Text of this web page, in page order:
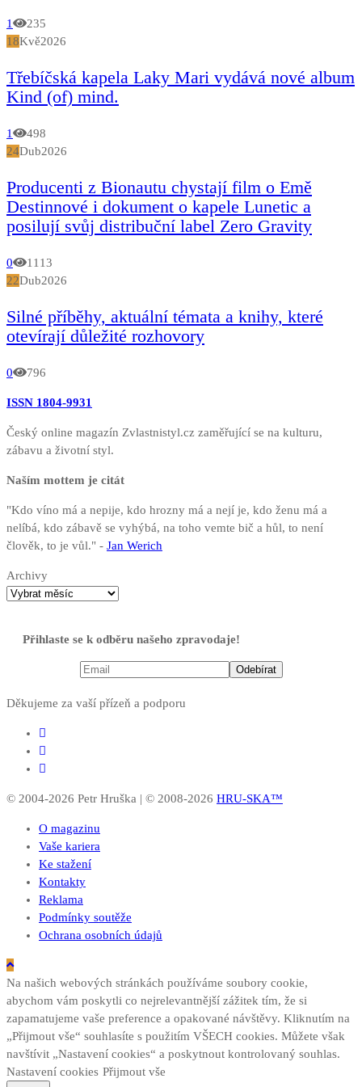
1
235
18Kvě2026
Třebíčská kapela Laky Mari vydává nové album
Kind (of) mind.
1
498
24Dub2026
Producenti z Bionautu chystají film o Emě
Destinnové i dokument o kapele Lunetic a
posilují svůj distribuční label Zero Gravity
0
1113
22Dub2026
Silné příběhy, aktuální témata a knihy, které
otevírají důležité rozhovory
0 796
ISSN 1804-9931
Český online magazín Zvlastnistyl.cz zaměřující se na kulturu,
zábavu a životní styl.
Naším mottem je citát
"Kdo víno má a nepije, kdo hrozny má a nejí je, kdo ženu má a
nelíbá, kdo zábavě se vyhýbá, na toho vemte bič a hůl, to není
člověk, to je vůl." - Jan Werich
Archivy
Přihlaste se k odběru našeho zpravodaje!
Děkujeme za vaší přízeň a podporu
© 2004-2026 Petr Hruška | © 2008-2026 HRU-SKA™
O magazinu
Vaše kariera
Ke stažení
Kontakty
Reklama
Podmínky soutěže
Ochrana osobních údajů
Na našich webových stránkách používáme soubory cookie,
abychom vám poskytli co nejrelevantnější zážitek tím, že si
zapamatujeme vaše preference a opakované návštěvy. Kliknutím na
„Přijmout vše“ souhlasíte s použitím VŠECH cookies. Můžete však
navštívit „Nastavení cookies“ a poskytnout kontrolovaný souhlas.
Nastavení cookies Přijmout vše